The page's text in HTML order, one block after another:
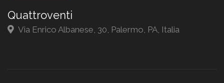
Quattroventi
Via Enrico Albanese, 30, Palermo, PA, Italia